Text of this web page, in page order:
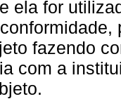
ela for
fazendo
com a